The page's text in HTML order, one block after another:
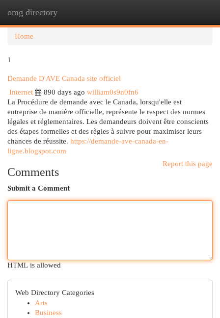
omg directory
Home
1
Demande D'AVE Canada site officiel
Internet
890 days ago william0s9n0fn6
La Procédure de demande avec le Canada, lorsqu'elle est
entreprise de manière officielle, représente le respect des normes
légales et réglementaires. Les demandeurs doivent être conscients
des étapes formelles et des règles à suivre pour maximiser leurs
chances de réussite. https://demande-ave-canada-en-
ligne.blogspot.com
Report this page
Comments
Submit a Comment
HTML is allowed
Web Directory Categories
Arts
Business